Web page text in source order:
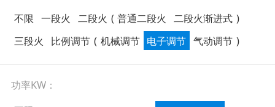
不限 一段火 二段火 ( 普通二段火 二段火渐进式 )
三段火
比例调节 ( 机械调节 电子调节 气动调节 )
功率KW：